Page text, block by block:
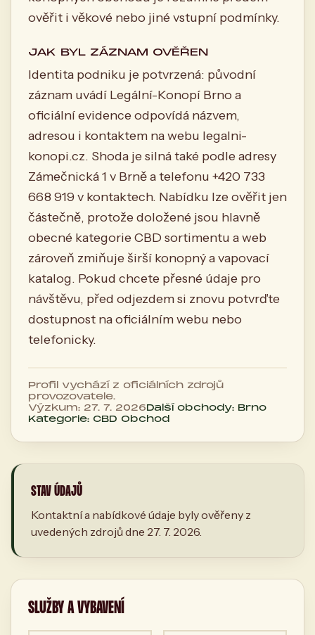
ověřit i věkové nebo jiné vstupní podmínky.
JAK BYL ZÁZNAM OVĚŘEN
Identita podniku je potvrzená: původní
záznam uvádí Legální-Konopí Brno a
oficiální evidence odpovídá názvem,
adresou i kontaktem na webu legalni-
konopi.cz. Shoda je silná také podle adresy
Zámečnická 1 v Brně a telefonu +420 733
668 919 v kontaktech. Nabídku lze ověřit jen
částečně, protože doložené jsou hlavně
obecné kategorie CBD sortimentu a web
zároveň zmiňuje širší konopný a vapovací
katalog. Pokud chcete přesné údaje pro
návštěvu, před odjezdem si znovu potvrďte
dostupnost na oficiálním webu nebo
telefonicky.
Profil vychází z oficiálních zdrojů
provozovatele.
Výzkum: 27. 7. 2026Další obchody: Brno
Kategorie: CBD Obchod
STAV ÚDAJŮ
Kontaktní a nabídkové údaje byly ověřeny z
uvedených zdrojů dne 27. 7. 2026.
SLUŽBY A VYBAVENÍ